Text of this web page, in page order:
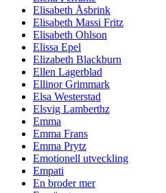
Elisabeth Åsbrink
Elisabeth Massi Fritz
Elisabeth Ohlson
Elissa Epel
Elizabeth Blackburn
Ellen Lagerblad
Ellinor Grimmark
Elsa Westerstad
Elsvig Lamberthz
Emma
Emma Frans
Emma Prytz
Emotionell utveckling
Empati
En broder mer